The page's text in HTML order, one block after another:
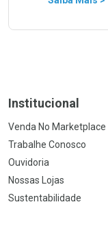
Institucional
Venda No Marketplace
Trabalhe Conosco
Ouvidoria
Nossas Lojas
Sustentabilidade